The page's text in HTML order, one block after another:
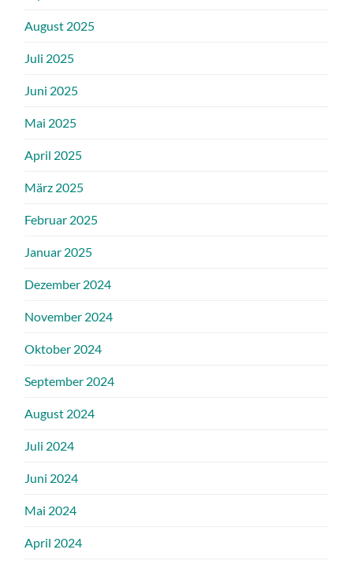
August 2025
Juli 2025
Juni 2025
Mai 2025
April 2025
März 2025
Februar 2025
Januar 2025
Dezember 2024
November 2024
Oktober 2024
September 2024
August 2024
Juli 2024
Juni 2024
Mai 2024
April 2024